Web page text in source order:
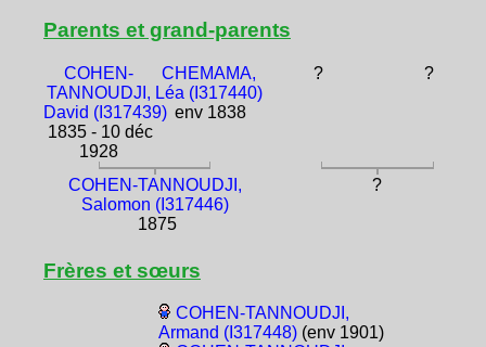
Parents et grand-parents
COHEN-
TANNOUDJI,
David (I317439)
1835 - 10 déc
1928
CHEMAMA,
Léa (I317440)
env 1838
? ?
COHEN-TANNOUDJI,
Salomon (I317446)
1875
?
Frères et sœurs
COHEN-TANNOUDJI,
Armand (I317448)(env 1901)